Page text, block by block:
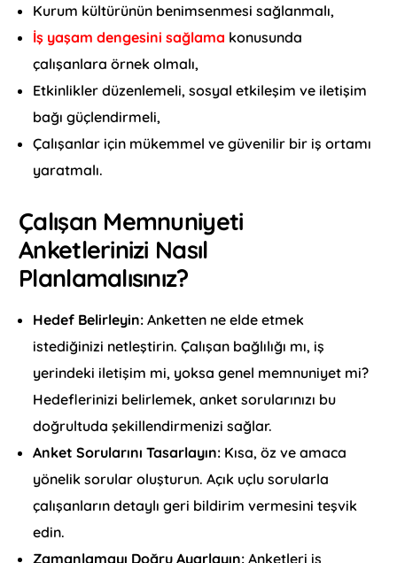
Kurum kültürünün benimsenmesi sağlanmalı,
İş yaşam dengesini sağlama konusunda
çalışanlara örnek olmalı,
Etkinlikler düzenlemeli, sosyal etkileşim ve iletişim
bağı güçlendirmeli,
Çalışanlar için mükemmel ve güvenilir bir iş ortamı
yaratmalı.
Çalışan Memnuniyeti
Anketlerinizi Nasıl
Planlamalısınız?
Hedef Belirleyin:Anketten ne elde etmek
istediğinizi netleştirin. Çalışan bağlılığı mı, iş
yerindeki iletişim mi, yoksa genel memnuniyet mi?
Hedeflerinizi belirlemek, anket sorularınızı bu
doğrultuda şekillendirmenizi sağlar.
Anket Sorularını Tasarlayın: Kısa, öz ve amaca
yönelik sorular oluşturun. Açık uçlu sorularla
çalışanların detaylı geri bildirim vermesini teşvik
edin.
Zamanlamayı Doğru Ayarlayın:Anketleri iş